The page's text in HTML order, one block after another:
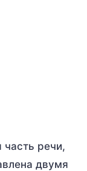
часть речи,
двумя